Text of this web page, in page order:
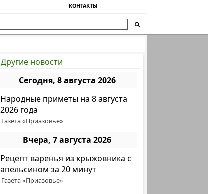
КОНТАКТЫ
Другие новости
Сегодня, 8 августа 2026
Народные приметы на 8 августа
2026 года
Газета «Приазовье»
Вчера, 7 августа 2026
Рецепт варенья из крыжовника с
апельсином за 20 минут
Газета «Приазовье»